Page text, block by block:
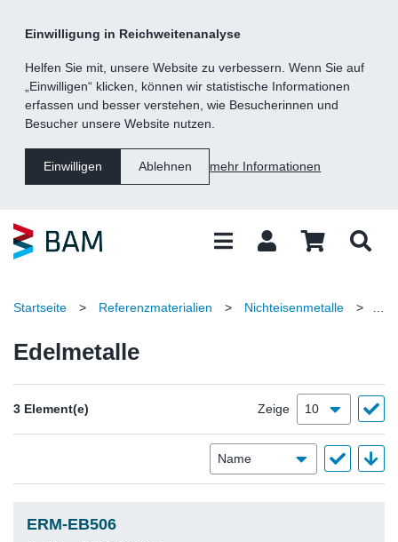
Einwilligung in Reichweitenanalyse
Helfen Sie mit, unsere Website zu verbessern. Wenn Sie auf
„Einwilligen“ klicken, können wir statistische Informationen
erfassen und besser verstehen, wie Besucherinnen und
Besucher unsere Website nutzen.
Einwilligen Ablehnen mehr Informationen
Suche
Inhalt
Kategorie
Fußzeile
Startseite > Referenzmaterialien > Nichteisenmetalle
>
Edelmetalle
3 Element(e) Zeige
ERM-EB506